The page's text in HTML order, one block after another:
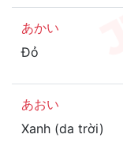
あかい
Đỏ
あおい
Xanh (da trời)